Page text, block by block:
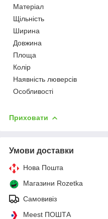
Матеріал
Щільність
Ширина
Довжина
Площа
Колір
Наявність люверсів
Особливості
Приховати
Умови доставки
Нова Пошта
Магазини Rozetka
Самовивіз
Meest ПОШТА